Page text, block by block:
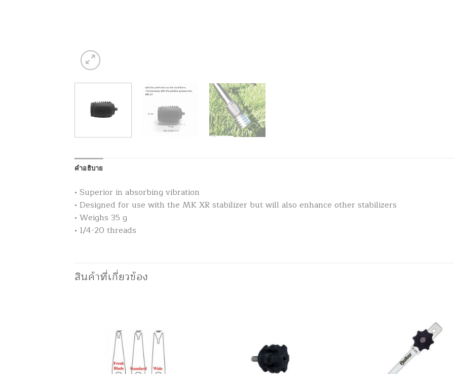
คำอธิบาย
• Superior in absorbing vibration
• Designed for use with the MK XR stabilizer but will also enhance other stabilizers
• Weighs 35 g
• 1/4-20 threads
สินค้าที่เกี่ยวข้อง